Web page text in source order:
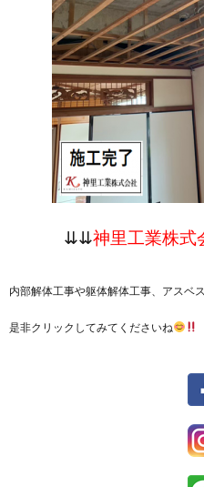
⇊⇊神里工業株式
内部解体工事や躯体解体工事、アス
是非クリックしてみてくださいね